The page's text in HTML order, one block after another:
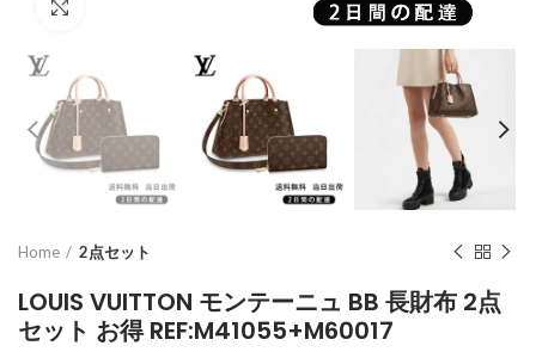
Home 2点セット
LOUIS VUITTON モンテーニュ BB 長財布 2点
セット お得 REF:M41055+M60017